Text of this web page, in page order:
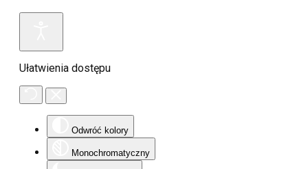
Ułatwienia dostępu
Odwróć kolory
Monochromatyczny